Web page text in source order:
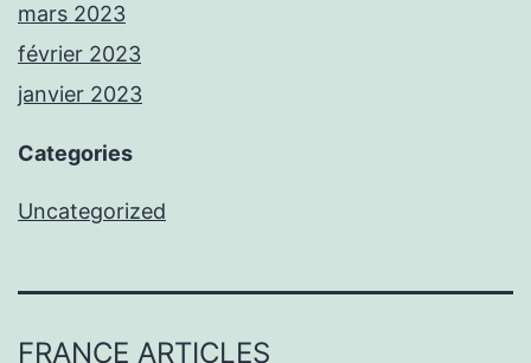
mars 2023
février 2023
janvier 2023
Categories
Uncategorized
FRANCE ARTICLES